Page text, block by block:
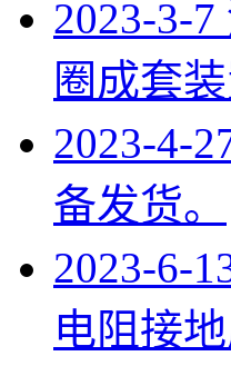
2023-3-
圈成套
2023-4-
备发货。
2023-6-
电阻接